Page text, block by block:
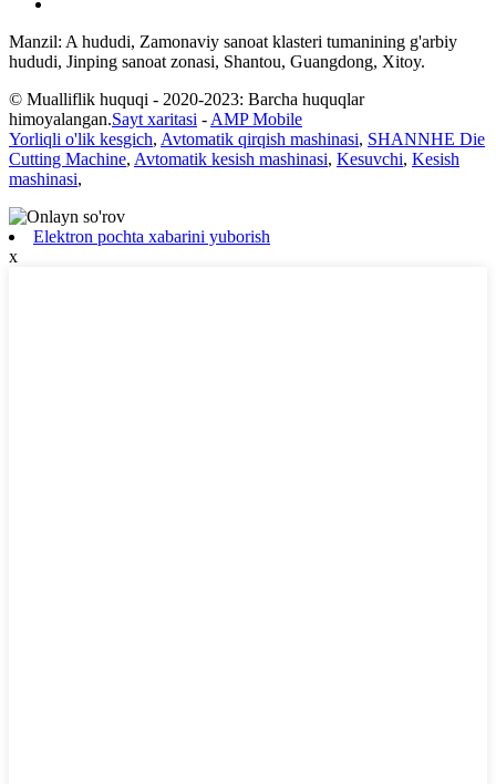
Manzil: A hududi, Zamonaviy sanoat klasteri tumanining g'arbiy
hududi, Jinping sanoat zonasi, Shantou, Guangdong, Xitoy.
© Mualliflik huquqi - 2020-2023: Barcha huquqlar
himoyalangan.Sayt xaritasi - AMP Mobile
Yorliqli o'lik kesgich, Avtomatik qirqish mashinasi, SHANNHE Die
Cutting Machine, Avtomatik kesish mashinasi, Kesuvchi, Kesish
mashinasi,
Elektron pochta xabarini yuborish
x